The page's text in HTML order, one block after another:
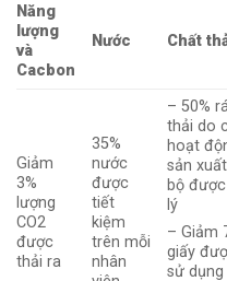
Năng
lượng
và
Cacbon
Nước Chất
Giảm
3%
lượng
CO2
được
thải ra
35%
nước
được
tiết
kiệm
trên mỗi
nhân
– 50%
thải do
hoạt
sản
bộ
lý
– Giảm
giấy
sử dụng